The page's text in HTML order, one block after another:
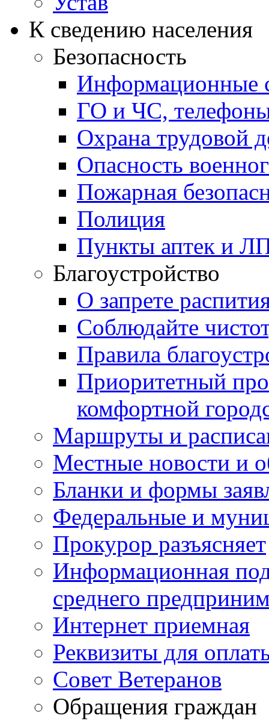
К сведению населения
Безопасность
Информационные
ГО и ЧС,
Охрана трудовой
Опасность
Пожарная
Полиция
Пункты аптек и
Благоустройство
О запрете
Соблюдайте
Правила
Приоритетный
комфортной
Маршруты и
Местные новости и
Бланки и формы
Федеральные и
Прокурор разъясняет
Информационная
среднего
Интернет приемная
Реквизиты для
Совет Ветеранов
Обращения граждан